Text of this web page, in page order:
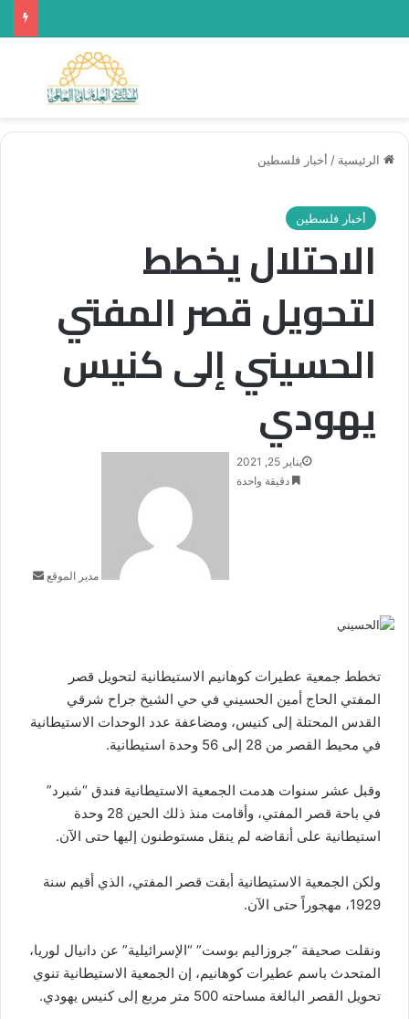
الرئيسية / أخبار فلسطين
أخبار فلسطين
الاحتلال يخطط
لتحويل قصر المفتي
الحسيني إلى كنيس
يهودي
مدير الموقع
يناير 25, 2021
دقيقة واحدة
تخطط جمعية عطيرات كوهانيم الاستيطانية لتحويل قصر
المفتي الحاج أمين الحسيني في حي الشيخ جراح شرقي
القدس المحتلة إلى كنيس، ومضاعفة عدد الوحدات الاستيطانية
في محيط القصر من 28 إلى 56 وحدة استيطانية.
وقبل عشر سنوات هدمت الجمعية الاستيطانية فندق “شبرد”
في باحة قصر المفتي، وأقامت منذ ذلك الحين 28 وحدة
استيطانية على أنقاضه لم ينقل مستوطنون إليها حتى الآن.
ولكن الجمعية الاستيطانية أبقت قصر المفتي، الذي أقيم سنة
1929، مهجوراً حتى الآن.
ونقلت صحيفة “جروزاليم بوست” “الإسرائيلية” عن دانيال لوريا،
المتحدث باسم عطيرات كوهانيم، إن الجمعية الاستيطانية تنوي
تحويل القصر البالغة مساحته 500 متر مربع إلى كنيس يهودي.